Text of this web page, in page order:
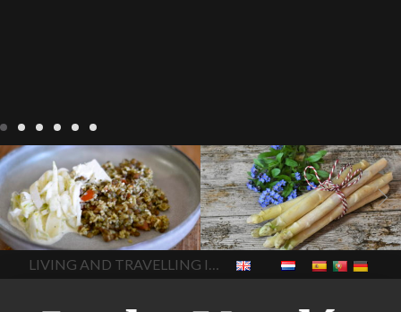
Notre cuisine
agriculture-
vendee comment cuisiner
les lentilles vertes cuisine-
vendue
cuisiner en France
cuisiner-avec-des-
ingrédients-vendus
cultures-vendues-lentilles la
cuisine au printemps la
cuisine avec les lentilles la
In The Vendee
Notre cuisine asperges
asperges-a-la-flamande
asperges-blanches
asperges-pour-le-petit-
déjeuner asperges-
saisonnières asperges-
sauce-crème asperges-
soup
carbonara-
végétarienne cuisine
In The Vendee
LIVING AND TRAVELLING IN THE VENDÉE